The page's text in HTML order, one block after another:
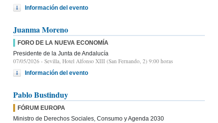
Información del evento
Juanma Moreno
FORO DE LA NUEVA ECONOMÍA
Presidente de la Junta de Andalucía
07/05/2026 - Sevilla, Hotel Alfonso XIII (San Fernando, 2) 9:00 horas
Información del evento
Pablo Bustinduy
FÓRUM EUROPA
Ministro de Derechos Sociales, Consumo y Agenda 2030